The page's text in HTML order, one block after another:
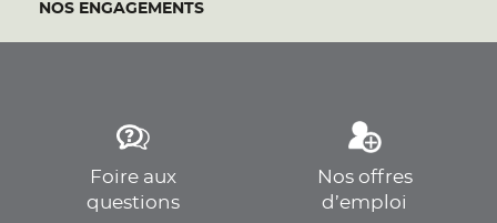
NOS ENGAGEMENTS
Foire aux
questions
Nos offres
d’emploi